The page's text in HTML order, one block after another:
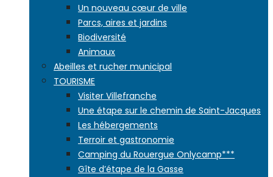
Un nouveau cœur de ville
Parcs, aires et jardins
Biodiversité
Animaux
Abeilles et rucher municipal
TOURISME
Visiter Villefranche
Une étape sur le chemin de Saint-Jacques
Les hébergements
Terroir et gastronomie
Camping du Rouergue Onlycamp***
Gîte d’étape de la Gasse